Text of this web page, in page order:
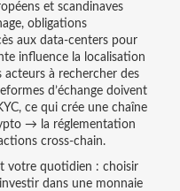
et scandinaves
, obligations
aux data‑centerspour
influence la localisation
acteurs à rechercher des
d’échange doivent
ce qui crée une chaîne
→ la réglementation
cross‑chain.
votre quotidien : choisir
dans une monnaie